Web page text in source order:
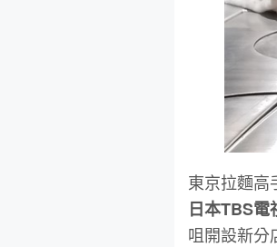
東京拉麵高
日本TBS電
咀開設新分